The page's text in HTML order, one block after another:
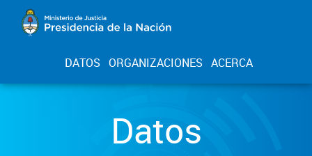
DATOS ORGANIZACIONES ACERCA
Datos